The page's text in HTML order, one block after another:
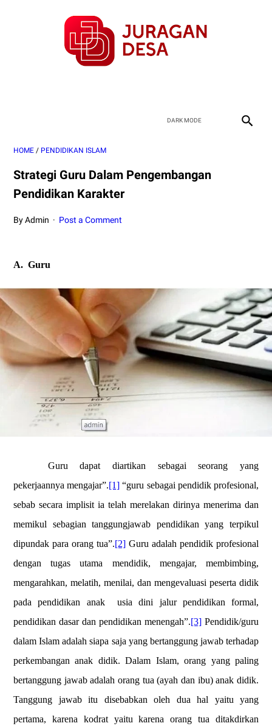
HOME / PENDIDIKAN ISLAM
Strategi Guru Dalam Pengembangan
Pendidikan Karakter
By Admin Post a Comment
A. Guru
Guru dapat diartikan sebagai seorang yang
pekerjaannya mengajar”.[1] “guru sebagai pendidik profesional,
sebab secara implisit ia telah merelakan dirinya menerima dan
memikul sebagian tanggungjawab pendidikan yang terpikul
dipundak para orang tua”.[2] Guru adalah pendidik profesional
dengan tugas utama mendidik, mengajar, membimbing,
mengarahkan, melatih, menilai, dan mengevaluasi peserta didik
pada pendidikan anak
usia dini jalur pendidikan formal,
pendidikan dasar dan pendidikan menengah”.[3] Pendidik/guru
dalam Islam adalah siapa saja yang bertanggung jawab terhadap
perkembangan anak didik. Dalam Islam, orang yang paling
bertanggung jawab adalah orang tua (ayah dan ibu) anak didik.
Tanggung jawab itu disebabkan oleh dua hal yaitu yang
pertama, karena kodrat yaitu karena orang tua ditakdirkan